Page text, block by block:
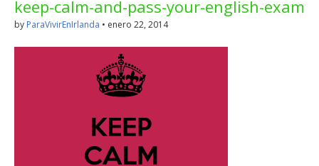
en Irlanda –
Alojamiento en
Irlanda
Blog dedicado a los que viven, estudian y trabajan en
keep-calm-and-pass-your-english-exam
by ParaVivirEnIrlanda • enero 22, 2014